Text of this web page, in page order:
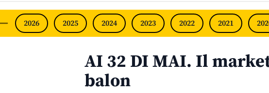
2026 2025 2024 2023 2022 2021
AI 32 DI MAI. Il
balon